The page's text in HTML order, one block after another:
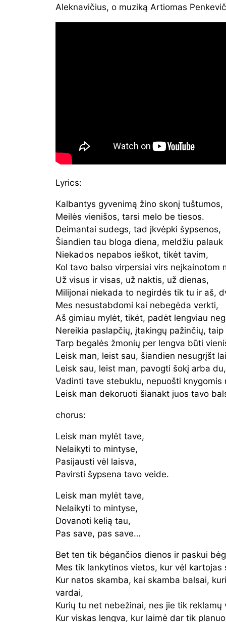
Aleknavičius, o muziką Artiomas
Lyrics:
Kalbantys gyvenimą žino skonį tuštumos,
Meilės vienišos, tarsi melo be tiesos.
Deimantai sudegs, tad įkvėpki šypsenos,
Šiandien tau bloga diena, meldžiu palauk
Niekados nepabos ieškot, tikėt tavim,
Kol tavo balso virpersiai virs neįkainotom
Už visus ir visas, už naktis, už dienas,
Milijonai niekada to negirdės tik tu ir aš,
Mes nesustabdomi kai nebegėda verkti,
Aš gimiau mylėt, tikėt, padėt lengviau
Nereikia paslapčių, įtakingų pažinčių, taip
Tarp begalės žmonių per lengva būti
Leisk man, leist sau, šiandien nesugrįšt
Leisk sau, leist man, pavogti šokį arba du,
Vadinti tave stebuklu, nepuošti knygomis
Leisk man dekoruoti šianakt juos tavo
chorus:
Leisk man mylėt tave,
Nelaikyti to mintyse,
Pasijausti vėl laisva,
Pavirsti šypsena tavo veide.
Leisk man mylėt tave,
Nelaikyti to mintyse,
Dovanoti kelią tau,
Pas save, pas save…
Bet ten tik bėgančios dienos ir paskui
Mes tik lankytinos vietos, kur vėl kartojas
Kur natos skamba, kai skamba balsai,
vardai,
Kurių tu net nebežinai, nes jie tik reklamų
Kur viskas lengva, kur laimė dar tik